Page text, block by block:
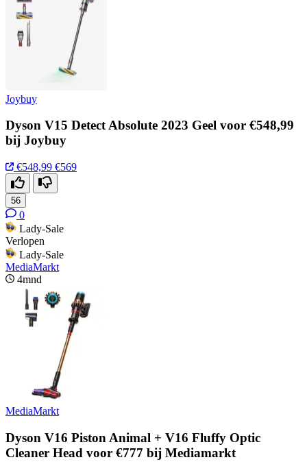
Joybuy
Dyson V15 Detect Absolute 2023 Geel voor €548,99
bij Joybuy
€548,99 €569
56
0
Lady-Sale
Verlopen
Lady-Sale
MediaMarkt
4mnd
MediaMarkt
Dyson V16 Piston Animal + V16 Fluffy Optic
Cleaner Head voor €777 bij Mediamarkt